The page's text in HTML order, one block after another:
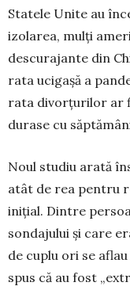
Sta­tele Unite au
izolarea, mulți
descurajante din
rata ucigașă a
rata di­vorțurilor ar
durase cu
Noul studiu arată
atât de rea pentru
inițial. Dintre
sondajului și care
de cuplu ori se
spus că au fost